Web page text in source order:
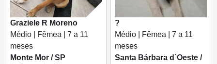
Graziele R Moreno
Médio | Fêmea | 7 a 11
meses
Monte Mor / SP
?
Médio | Fêmea | 7 a 11
meses
Santa Bárbara d`Oeste /